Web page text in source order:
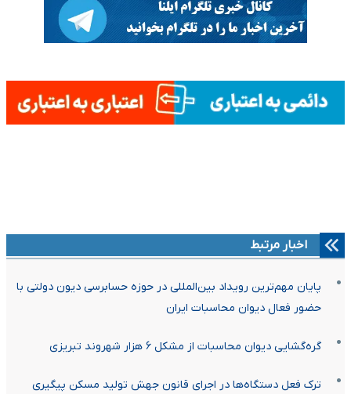
اخبار مرتبط
پایان مهم‌ترین رویداد بین‌المللی در حوزه حسابرسی دیون دولتی با
حضور فعال دیوان محاسبات ایران
گره‌گشایی دیوان محاسبات از مشکل ۶ هزار شهروند تبریزی
ترک فعل دستگاه‌ها در اجرای قانون جهش تولید مسکن پیگیری